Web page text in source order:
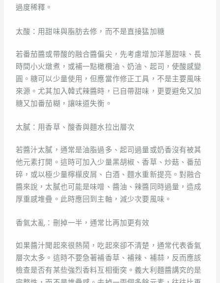
過度稀釋。
太酸：用甜味與脂肪去修，而不是直接猛加糖
若番茄醬或帶酸的融合醬偏尖，先考慮增加洋蔥甜味、長
時間小火燉煮，或補一點橄欖油、奶油、起司，使酸感變
圓。糖可以少量使用，但應當作修正工具，不是主要風味
來源。尤其加入韓式辣醬時，已自帶甜味，更要避免又加
糖又加番茄糊，讓味道失衡。
太膩：用香草、酸香與麵水拉出層次
若醬汁太膩，通常是油脂過多、起司過量或奶香沒有被其
他元素打開。這時可加入少量黑胡椒、香草、炒菇、番茄
碎，或以極少量檸檬皮屑、白酒、麵水重新提亮。對融合
醬來說，太膩也可能是味噌、醬油、辣醬同時過量，造成
厚重感堆疊。此時應回到主軸，減少次要風味。
香氣太亂：刪掉一半，通常比再加更有效
如果醬汁聞起來很熱鬧，吃起來卻不清楚，通常代表香氣
層次太多。這時不要急著補香草、補辣、補蒜，反而應該
檢查是否有某些強烈香料互相衝突。義大利麵醬講究的是